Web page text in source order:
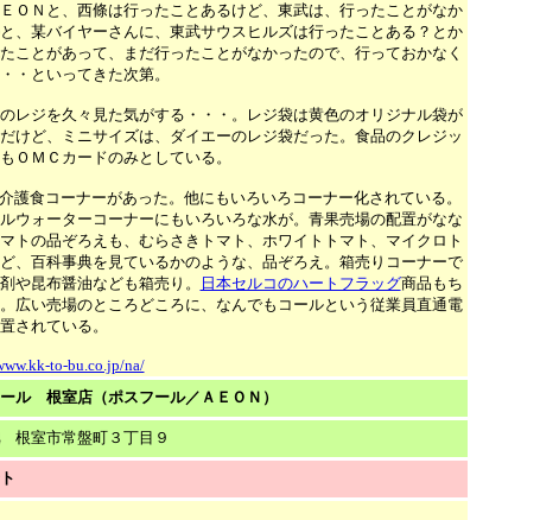
ＯＮと、西條は行ったことあるけど、東武は、行ったことがなか
、某バイヤーさんに、東武サウスヒルズは行ったことある？とか
ことがあって、まだ行ったことがなかったので、行っておかなく
・といってきた次第。
レジを久々見た気がする・・・。レジ袋は黄色のオリジナル袋が
けど、ミニサイズは、ダイエーのレジ袋だった。食品のクレジッ
ＯＭＣカードのみとしている。
護食コーナーがあった。他にもいろいろコーナー化されている。
ウォーターコーナーにもいろいろな水が。青果売場の配置がなな
トの品ぞろえも、むらさきトマト、ホワイトトマト、マイクロト
、百科事典を見ているかのような、品ぞろえ。箱売りコーナーで
や昆布醤油なども箱売り。
日本セルコのハートフラッグ商品もち
広い売場のところどころに、なんでもコールという従業員直通電
されている。
to-bu.co.jp/na/
ル 根室店（ポスフール／ＡＥＯＮ）
根室市常盤町３丁目９
ト